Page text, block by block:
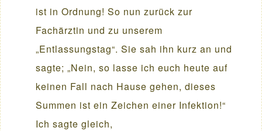
ist in Ordnung! So nun zurück zur
Fachärztin und zu unserem
„Entlassungstag“. Sie sah ihn kurz an und
sagte; „Nein, so lasse ich euch heute auf
keinen Fall nach Hause gehen, dieses
Summen ist ein Zeichen einer Infektion!“
Ich sagte gleich,